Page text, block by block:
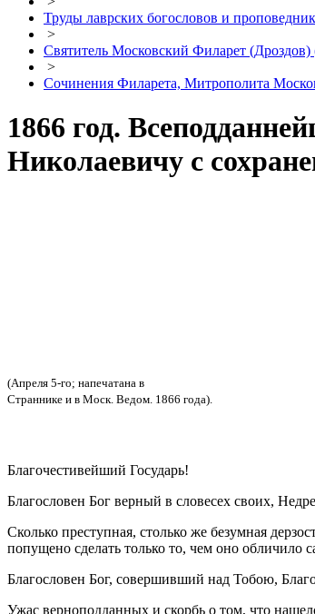
Труды лаврских богословов и
>
Святитель Московский Филарет (Дроздов)
>
Сочинения Филарета, Митрополита
1866 год.
Николаевичу с
(Апреля 5-го; напечатана в
Страннике и в Моск. Ведом. 1866 года).
Благочестивейший Государь!
Благословен Бог верный в словесех своих,
Сколько преступная, столько же безумная
попущено сделать только то, чем оно обличило
Благословен Бог, совершивший над Тобою,
Ужас верноподданных и скорбь о том, что